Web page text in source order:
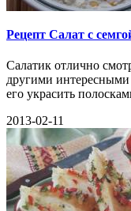
Рецепт Салат с
Салатик отлично
другими
его украсить
2013-02-11